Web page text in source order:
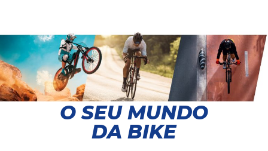
O SEU MUNDO
DA BIKE